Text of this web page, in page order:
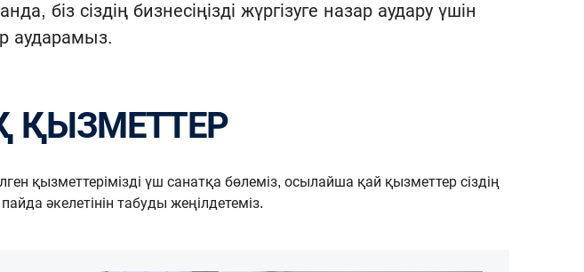
сіздің бизнесіңізді жүргізуге назар аудару үшін
аударамыз.
ҚЫЗМЕТТЕР
қызметтерімізді үш санатқа бөлеміз, осылайша қай қызметтер сіздің
әкелетінін табуды жеңілдетеміз.